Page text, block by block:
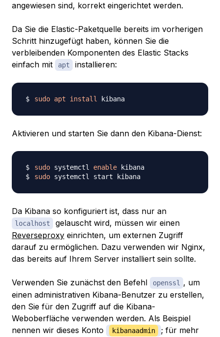
angewiesen sind, korrekt eingerichtet werden.
Da Sie die Elastic-Paketquelle bereits im vorherigen
Schritt hinzugefügt haben, können Sie die
verbleibenden Komponenten des Elastic Stacks
einfach mit
apt installieren:
sudo apt install
Aktivieren und starten Sie dann den Kibana-Dienst:
sudo systemctl enable
sudo
Da Kibana so konfiguriert ist, dass nur an
localhost
gelauscht wird, müssen wir einen
Reverseproxy einrichten, um externen Zugriff
darauf zu ermöglichen. Dazu verwenden wir Nginx,
das bereits auf Ihrem Server installiert sein sollte.
Verwenden Sie zunächst den Befehl openssl , um
einen administrativen Kibana-Benutzer zu erstellen,
den Sie für den Zugriff auf die Kibana-
Weboberfläche verwenden werden. Als Beispiel
nennen wir dieses Konto
kibanaadmin
; für mehr